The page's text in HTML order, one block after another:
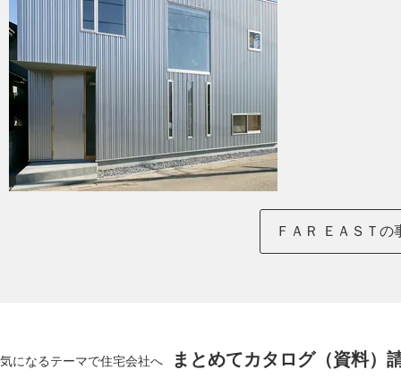
ＦＡＲ ＥＡＳＴの
気になるテーマで住宅会社へ まとめてカタログ（資料）